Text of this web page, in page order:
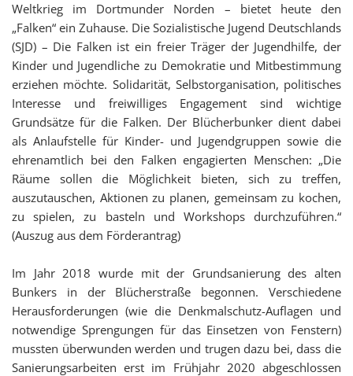
Weltkrieg im Dortmunder Norden – bietet heute den
„Falken“ ein Zuhause. Die Sozialistische Jugend Deutschlands
(SJD) – Die Falken ist ein freier Träger der Jugendhilfe, der
Kinder und Jugendliche zu Demokratie und Mitbestimmung
erziehen möchte. Solidarität, Selbstorganisation, politisches
Interesse und freiwilliges Engagement sind wichtige
Grundsätze für die Falken. Der Blücherbunker dient dabei
als Anlaufstelle für Kinder- und Jugendgruppen sowie die
ehrenamtlich bei den Falken engagierten Menschen: „Die
Räume sollen die Möglichkeit bieten, sich zu treffen,
auszutauschen, Aktionen zu planen, gemeinsam zu kochen,
zu spielen, zu basteln und Workshops durchzuführen.“
(Auszug aus dem Förderantrag)
Im Jahr 2018 wurde mit der Grundsanierung des alten
Bunkers in der Blücherstraße begonnen. Verschiedene
Herausforderungen (wie die Denkmalschutz-Auflagen und
notwendige Sprengungen für das Einsetzen von Fenstern)
mussten überwunden werden und trugen dazu bei, dass die
Sanierungsarbeiten erst im Frühjahr 2020 abgeschlossen